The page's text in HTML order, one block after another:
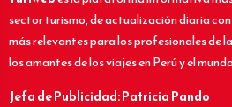
sector turismo, de actualización diaria
más relevantes para los profesionales de
los amantes de los viajes en Perú y el
Jefa de Publicidad: Patricia Pando